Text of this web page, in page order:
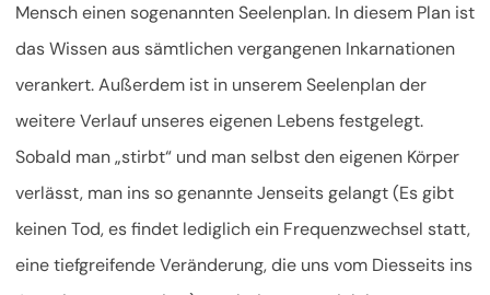
Mensch einen sogenannten Seelenplan. In diesem Plan ist
das Wissen aus sämtlichen vergangenen Inkarnationen
verankert. Außerdem ist in unserem Seelenplan der
weitere Verlauf unseres eigenen Lebens festgelegt.
Sobald man „stirbt“ und man selbst den eigenen Körper
verlässt, man ins so genannte Jenseits gelangt (Es gibt
keinen Tod, es findet lediglich ein Frequenzwechsel statt,
eine tiefgreifende Veränderung, die uns vom Diesseits ins